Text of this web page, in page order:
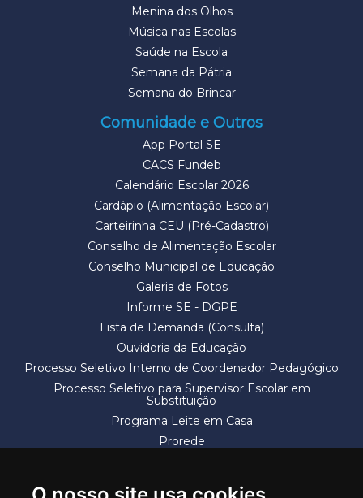
Menina dos Olhos
Música nas Escolas
Saúde na Escola
Semana da Pátria
Semana do Brincar
Comunidade e Outros
App Portal SE
CACS Fundeb
Calendário Escolar 2026
Cardápio (Alimentação Escolar)
Carteirinha CEU (Pré-Cadastro)
Conselho de Alimentação Escolar
Conselho Municipal de Educação
Galeria de Fotos
Informe SE - DGPE
Lista de Demanda (Consulta)
Ouvidoria da Educação
Processo Seletivo Interno de Coordenador Pedagógico
Processo Seletivo para Supervisor Escolar em
Substituição
Programa Leite em Casa
Prorede